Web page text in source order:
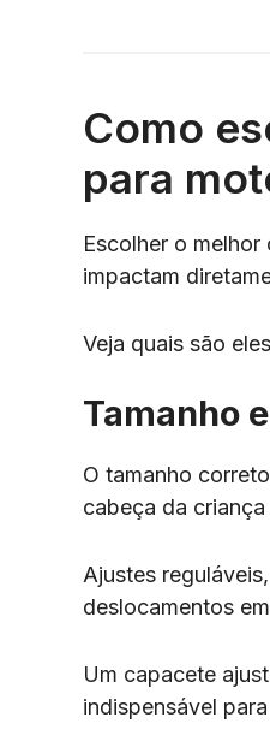
Como
para
Escolher o
impactam
Veja quais são
Tamanho
O tamanho
cabeça da
Ajustes
deslocamentos
Um capacete
indispensável